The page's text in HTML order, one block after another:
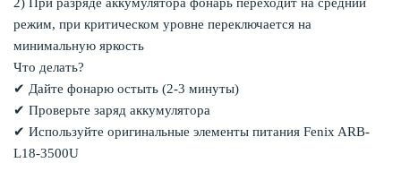
режим, при критическом уровне переключается на
минимальную яркость
Что делать?
✔ Дайте фонарю остыть (2-3 минуты)
✔ Проверьте заряд аккумулятора
✔ Используйте оригинальные элементы питания Fenix ARB-
L18-3500U